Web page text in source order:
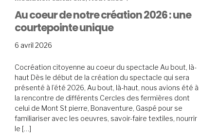
Au coeur de notre création 2026 : une
courtepointe unique
6 avril 2026
2026
Cocréation citoyenne au coeur du spectacle Au bout, là-
haut Dès le début de la création du spectacle qui sera
présenté à l’été 2026, Au bout, là-haut, nous avions été à
la rencontre de différents Cercles des fermières dont
celui de Mont St pierre, Bonaventure, Gaspé pour se
familiariser avec les oeuvres, savoir-faire textiles, nourrir
le […]